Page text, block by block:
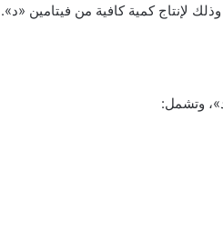
لإنتاج كمية كافية من فيتامين «د».
وتشمل: